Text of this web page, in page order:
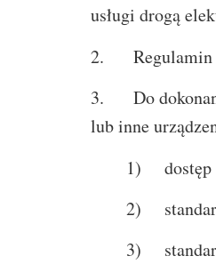
usługi drogą
2. Regulamin
3. Do
lub inne
1) dostęp
2)
3)